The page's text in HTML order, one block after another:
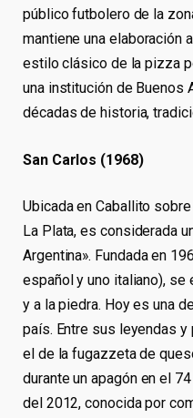
público futbolero de la
mantiene una elaboración
estilo clásico de la pizza
una institución de Buenos
décadas de historia,
San Carlos (1968)
Ubicada en Caballito
La Plata, es considerada
Argentina». Fundada en
español y uno italiano),
y a la piedra. Hoy es una
país. Entre sus leyendas
el de la fugazzeta de
durante un apagón en el
del 2012, conocida por